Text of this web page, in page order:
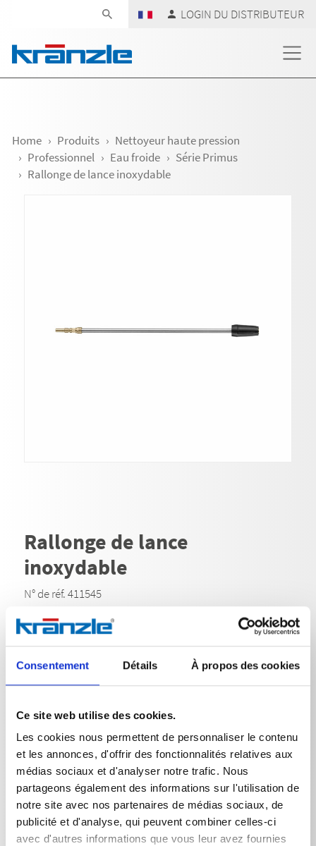
Consentement Détails À propos des cookies
Ce site web utilise des cookies.
Les cookies nous permettent de personnaliser le contenu
et les annonces, d'offrir des fonctionnalités relatives aux
médias sociaux et d'analyser notre trafic. Nous
partageons également des informations sur l'utilisation de
notre site avec nos partenaires de médias sociaux, de
publicité et d'analyse, qui peuvent combiner celles-ci
avec d'autres informations que vous leur avez fournies
LOGIN DU DISTRIBUTEUR
Home Produits
Nettoyeur haute pression
Professionnel
Eau froide
Série Primus
Rallonge de lance inoxydable
Rallonge de lance
inoxydable
N° de réf. 411545
La rallonge de lance inoxydable sert à augmenter la
portée des lances de nettoyeurs haute pression et est
un accessoire indispensable pour le nettoyage en
ergonomique des façades hautes, des toits, des bâches
de camions ou encore des tuyaux et des canalisations
longs sans avoir recours à des échelles ou des
échafaudages. L'avantage décisif réside dans
l'extension du rayon d'action et l'augmentation de la
sécurité au travail, car l'utilisateur peut toujours rester
au sol. La conception modulaire permet de combiner
plusieurs rallonges pour des ajustements de longueur
individuels, tandis que des matériaux de haute qualité
garantissent une connexion stable et fiable.